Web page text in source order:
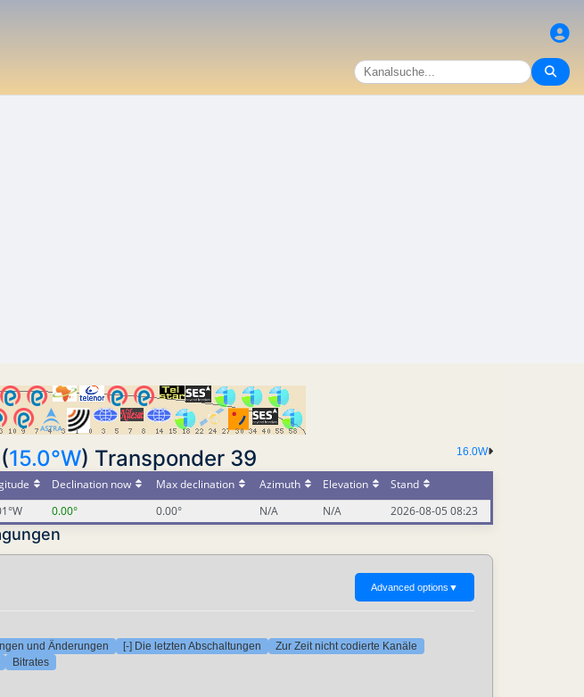
16.0W
(15.0°W) Transponder 39
Declination now Max declination Azimuth Elevation
Stand
0.00° 0.00° N/A N/A 2026-08-05 08:23
Advanced options ▼
und Änderungen [-] Die letzten Abschaltungen
Zur Zeit nicht codierte Kanäle
Bitrates